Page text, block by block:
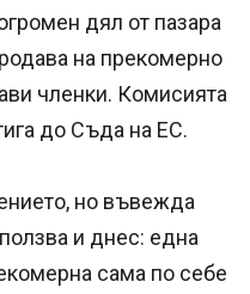
дял от пазара
на прекомерно
членки. Комисията
до Съда на ЕС.
но въвежда
и днес: една
сама по себе